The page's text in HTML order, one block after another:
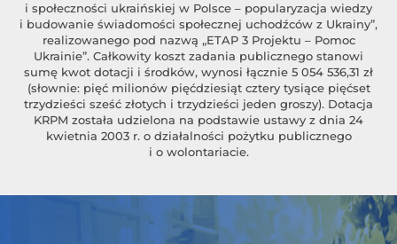
i społeczności ukraińskiej w Polsce – popularyzacja wiedzy
i budowanie świadomości społecznej uchodźców z Ukrainy”,
realizowanego pod nazwą „ETAP 3 Projektu – Pomoc
Ukrainie”. Całkowity koszt zadania publicznego stanowi
sumę kwot dotacji i środków, wynosi łącznie 5 054 536,31 zł
(słownie: pięć milionów pięćdziesiąt cztery tysiące pięćset
trzydzieści sześć złotych i trzydzieści jeden groszy). Dotacja
KRPM została udzielona na podstawie ustawy z dnia 24
kwietnia 2003 r. o działalności pożytku publicznego
i o wolontariacie.